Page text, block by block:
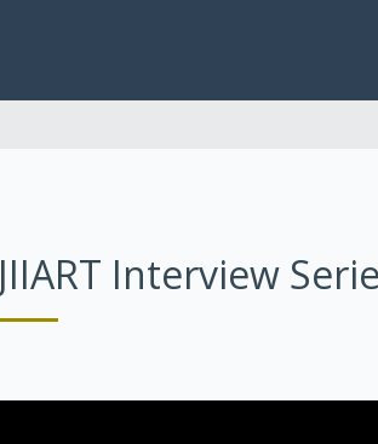
JIIART Interview